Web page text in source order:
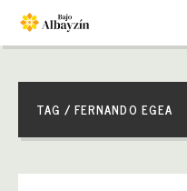
TAG / FERNANDO EGEA